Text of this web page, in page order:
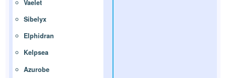
Vaelet
Sibelyx
Elphidran
Kelpsea
Azurobe